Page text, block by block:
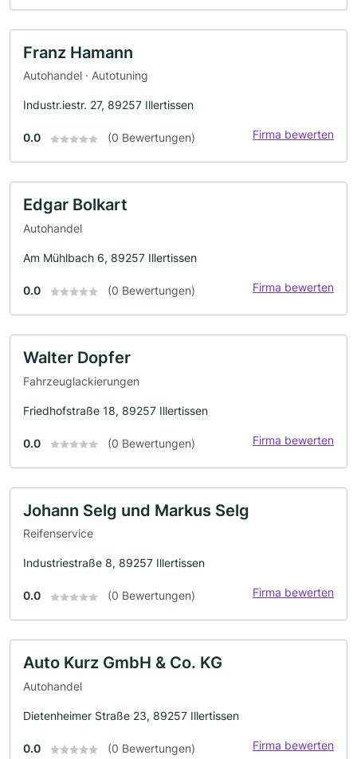
Franz Hamann
Autohandel · Autotuning
Industr.iestr. 27, 89257 Illertissen
0.0 (0 Bewertungen) Firma bewerten
Edgar Bolkart
Autohandel
Am Mühlbach 6, 89257 Illertissen
0.0 (0 Bewertungen) Firma bewerten
Walter Dopfer
Fahrzeuglackierungen
Friedhofstraße 18, 89257 Illertissen
0.0 (0 Bewertungen) Firma bewerten
Johann Selg und Markus Selg
Reifenservice
Industriestraße 8, 89257 Illertissen
0.0 (0 Bewertungen) Firma bewerten
Auto Kurz GmbH & Co. KG
Autohandel
Dietenheimer Straße 23, 89257 Illertissen
0.0 (0 Bewertungen) Firma bewerten